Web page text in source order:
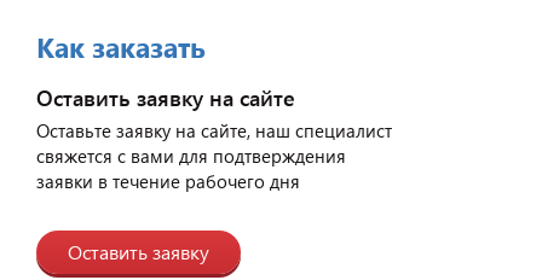
Как заказать
Оставить заявку на сайте
Оставьте заявку на сайте, наш специалист
свяжется с вами для подтверждения
заявки в течение рабочего дня
Оставить заявку